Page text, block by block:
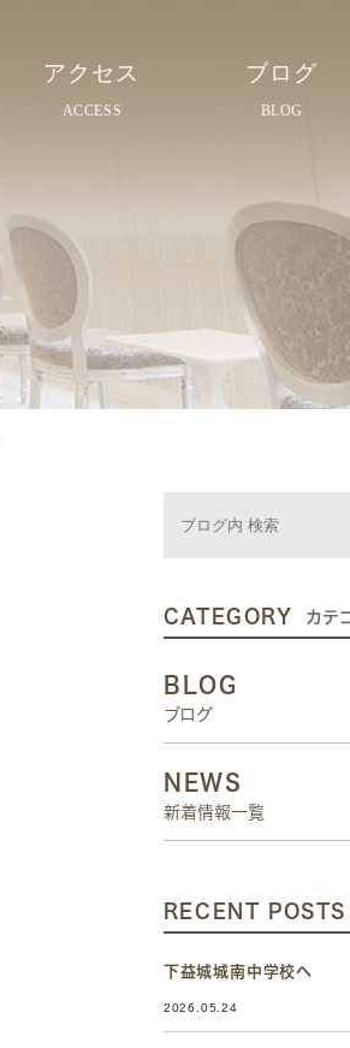
アクセス
ACCESS
ブログ
BLOG
CATEGORY カテ
BLOG
ブログ
NEWS
新着情報一覧
RECENT POSTS
下益城城南中学校へ
2026.05.24